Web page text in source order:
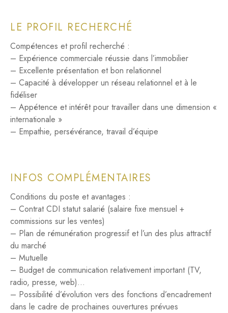
LE PROFIL RECHERCHÉ
Compétences et profil recherché :
– Expérience commerciale réussie dans l’immobilier
– Excellente présentation et bon relationnel
– Capacité à développer un réseau relationnel et à le
fidéliser
– Appétence et intérêt pour travailler dans une dimension «
internationale »
– Empathie, persévérance, travail d’équipe
INFOS COMPLÉMENTAIRES
Conditions du poste et avantages :
– Contrat CDI statut salarié (salaire fixe mensuel +
commissions sur les ventes)
– Plan de rémunération progressif et l’un des plus attractif
du marché
– Mutuelle
– Budget de communication relativement important (TV,
radio, presse, web)…
– Possibilité d’évolution vers des fonctions d’encadrement
dans le cadre de prochaines ouvertures prévues